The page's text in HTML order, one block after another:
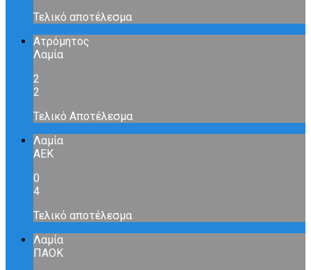
Τελικό αποτέλεσμα
Ατρόμητος
Λαμία
2
2
Τελικό Αποτέλεσμα
Λαμία
ΑΕΚ
0
4
Τελικό αποτέλεσμα
Λαμία
ΠΑΟΚ